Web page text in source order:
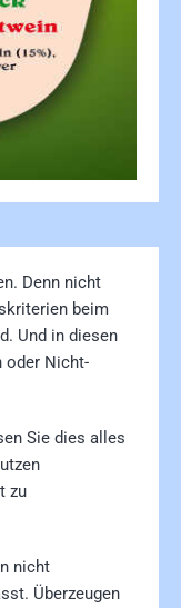
Denn nicht
beim
Und in diesen
oder Nicht-
Sie dies alles
zu
nicht
Überzeugen